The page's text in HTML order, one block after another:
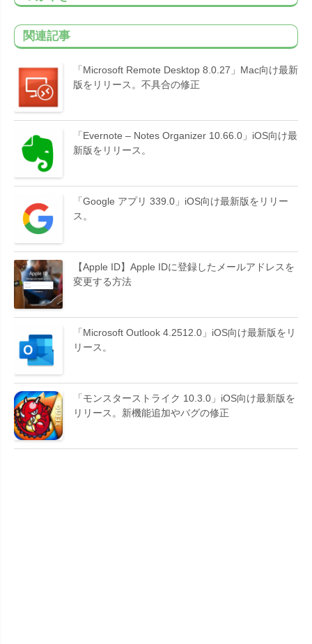
関連記事
「Microsoft Remote Desktop 8.0.27」Mac向け最新
版をリリース。不具合の修正
「Evernote – Notes Organizer 10.66.0」iOS向け最
新版をリリース。
「Google アプリ 339.0」iOS向け最新版をリリー
ス。
【Apple ID】Apple IDに登録したメールアドレスを
変更する方法
「Microsoft Outlook 4.2512.0」iOS向け最新版をリ
リース。
「モンスターストライク 10.3.0」iOS向け最新版を
リリース。新機能追加やバグの修正